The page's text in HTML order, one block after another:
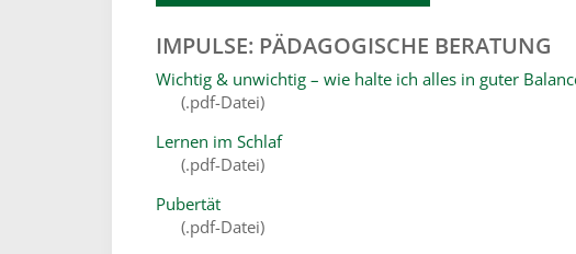
IMPULSE: PÄDAGOGISCHE BERATUNG
Wichtig & unwichtig – wie halte ich alles in guter
(.pdf-Datei)
Lernen im Schlaf
(.pdf-Datei)
Pubertät
(.pdf-Datei)